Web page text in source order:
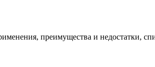
преимущества и недостатки,